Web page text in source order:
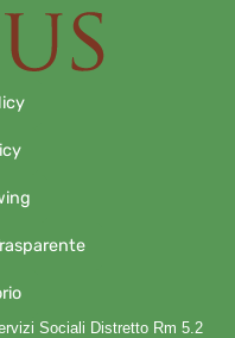
Sociali Distretto Rm 5.2